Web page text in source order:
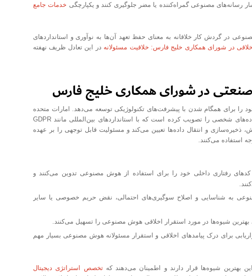
رسانه‌های مصنوعی گمراه‌کننده یا مضر جلوگیری کنند و یکپارچگی خدمات جامع
در گردش کار خلاقانه به معنای حفظ تعهد آن‌ها به نوآوری و استانداردهای
در شورای همکاری خلیج فارس: خلاقیت مسئولانه در این تعادل ظریف نهفته
صنعتی در شورای همکاری خلیج فارس
برای همگام شدن با پیشرفت‌های تکنولوژیکی توسعه می‌دهد. امارات متحده
عربی، برای مثال، قانون فدرال شماره 45/2021 در مورد حفاظت از داده‌های شخصی را تصویب کرده است که با استانداردهای بین‌المللی مانند GDPR
ذخیره‌سازی و انتقال داده‌ها تعیین می‌کند و مسئولیت قابل توجهی را بر عهده
استفاده می‌کنند.
رفتاری داخلی خود را برای استفاده از هوش مصنوعی تدوین می‌کنند و
به شناسایی و اصلاح سوگیری‌های احتمالی، نقض حریم خصوصی یا سایر
شیوه‌ها در مورد استقرار اخلاقی هوش مصنوعی را تسهیل می‌کنند.
برای درک پیامدهای اخلاقی و استقرار مسئولانه هوش مصنوعی بسیار مهم
بهترین شیوه‌ها قرار دارند و اطمینان می‌دهند کهتخصص استراتژی دیجیتال